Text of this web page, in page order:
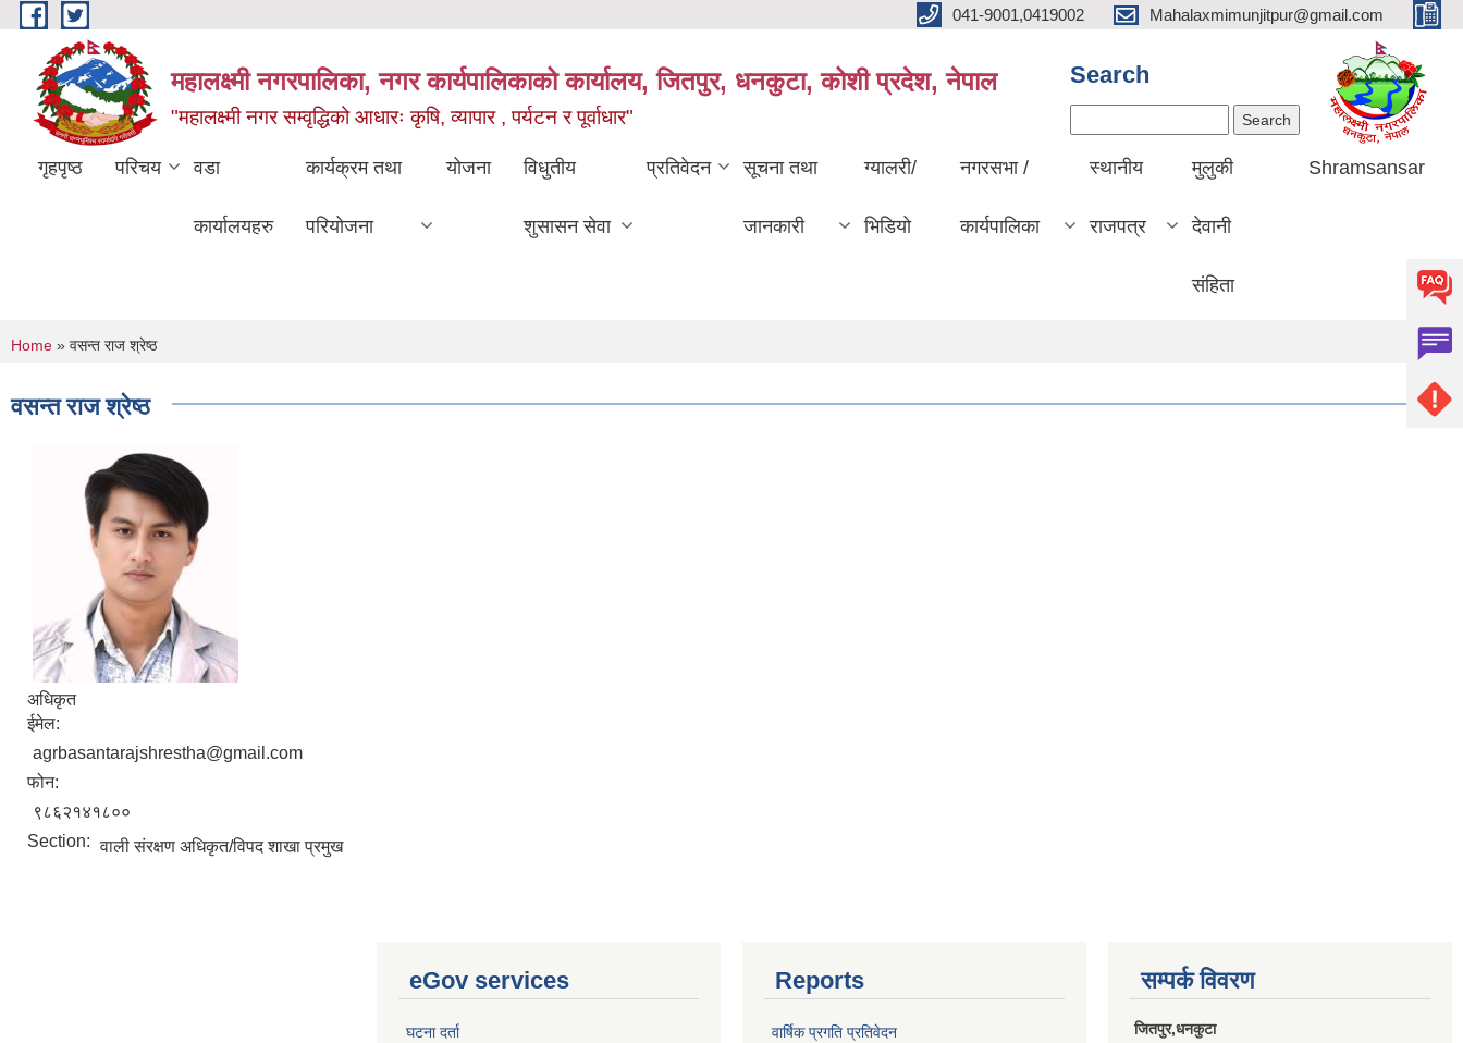
Skip to main content 041-9001,0419002 Mahalaxmimunjitpur@gmail.com
महालक्ष्मी नगरपालिका, नगर कार्यपालिकाको कार्यालय, जितपुर, धनकुटा, कोशी प्रदेश, नेपाल
"महालक्ष्मी नगर सम्वृद्धिको आधारः कृषि, व्यापार , पर्यटन र पूर्वाधार"
Search
गृहपृष्ठ परिचय वडा
कार्यालयहरु
कार्यक्रम तथा
परियोजना
योजना विधुतीय
शुसासन सेवा
प्रतिवेदन सूचना तथा
जानकारी
ग्यालरी/
भिडियो
नगरसभा /
कार्यपालिका
स्थानीय
राजपत्र
मुलुकी
देवानी
संहिता
Shramsansar
You are here
Home » वसन्त राज श्रेष्ठ
वसन्त राज श्रेष्ठ
अधिकृत
ईमेल:
agrbasantarajshrestha@gmail.com
फोन:
९८६२१४१८००
Section: वाली संरक्षण अधिकृत/विपद शाखा प्रमुख
eGov services
घटना दर्ता
Reports
वार्षिक प्रगति प्रतिवेदन
सम्पर्क विवरण
जितपुर,धनकुटा